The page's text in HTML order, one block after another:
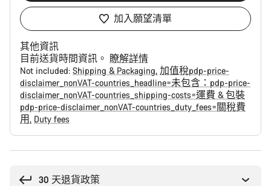
加入願望清單
其他資訊
目前送貨時間資訊。 瞭解詳情
Not included: Shipping & Packaging 加值稅pdp-price-
disclaimer_nonVAT-countries_headline=未包含：pdp-price-
disclaimer_nonVAT-countries_shipping-costs=運費 & 包裝
pdp-price-disclaimer_nonVAT-countries_duty_fees=關稅費
用 Duty fees
30 天退貨政策